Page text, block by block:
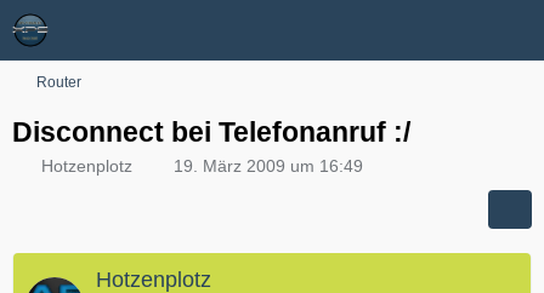
Router
Disconnect bei Telefonanruf :/
Hotzenplotz 19. März 2009 um 16:49
Hotzenplotz